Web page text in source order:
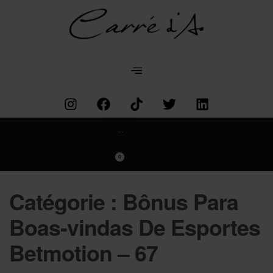
0
Catégorie : Bônus Para
Boas-vindas De Esportes
Betmotion – 67